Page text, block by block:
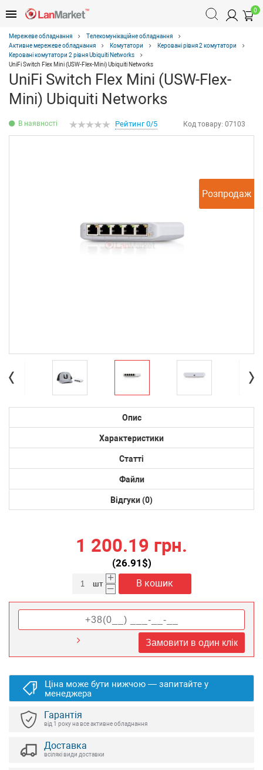
0
Мережеве обладнання
Телекомунікаційне обладнання
Активне мережеве обладнання
Комутатори
Керовані рівня 2 комутатори
Керовані комутатори 2 рівня Ubiquiti Networks
UniFi Switch Flex Mini (USW-Flex-Mini) Ubiquiti Networks
UniFi Switch Flex Mini (USW-Flex-
Mini) Ubiquiti Networks
В наявності Код товару: 07103
Рейтинг 0/5
Розпродаж
Опис
Характеристики
Статті
Файли
Відгуки (0)
1 200.19 грн.
(26.91$)
+
–
В кошик
шт
Замовити в один клік
Ціна може бути нижчою — запитайте у
менеджера
Гарантія
від 1 року на все активне обладнання
Доставка
всілякі види доставки